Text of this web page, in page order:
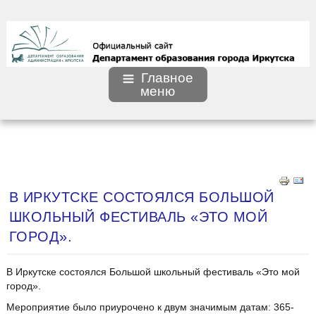
Главное
меню
В ИРКУТСКЕ СОСТОЯЛСЯ БОЛЬШОЙ
ШКОЛЬНЫЙ ФЕСТИВАЛЬ «ЭТО МОЙ
ГОРОД».
В Иркутске состоялся Большой школьный фестиваль «Это мой
город».
Мероприятие было приурочено к двум значимым датам: 365-